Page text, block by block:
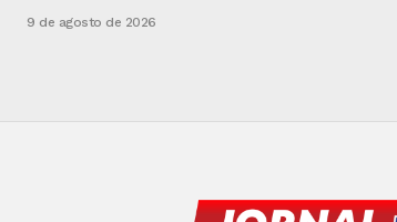
9 de agosto de 2026